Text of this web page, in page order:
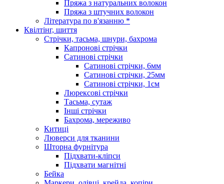
Пряжа з натуральних волокон
Пряжа з штучних волокон
Література по в'язанню *
Квілтінг, шиття
Стрічки, тасьма, шнури, бахрома
Капронові стрічки
Сатинові стрічки
Сатинові стрічки, 6мм
Сатинові стрічки, 25мм
Сатинові стрічки, 1см
Люрексові стрічки
Тасьма, сутаж
Інші стрічки
Бахрома, мереживо
Китиці
Люверси для тканини
Шторна фурнітура
Підхвати-кліпси
Підхвати магнітні
Бейка